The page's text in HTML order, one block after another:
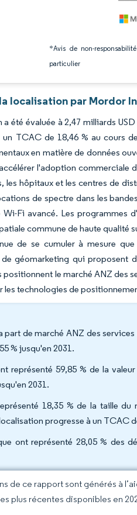
*Avis de non-
particulier
localisation par Mordor
été évaluée à 2,47 milliards
TCAC de 18,46 % au cours
en matière de données
l'adoption commerciale
hôpitaux et les centres de
de spectre dans les
Fi avancé. Les programmes
commune de haute qualité
de se cumuler à mesure
géomarketing qui proposent
le marché ANZ des
les technologies de
de marché ANZ des
% jusqu'en 2031.
représenté 59,85 % de la
2031.
18,35 % de la taille du
progresse à un TCAC
ont représenté 28,05 % des
de ce rapport sont générés à
plus récentes disponibles en